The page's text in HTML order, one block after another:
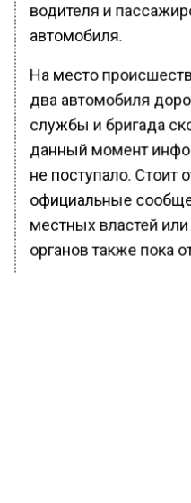
водителя и
автомобиля.
На место
два автомобиля
службы и бригада
данный момент
не поступало. Стоит
официальные
местных властей
органов также пока